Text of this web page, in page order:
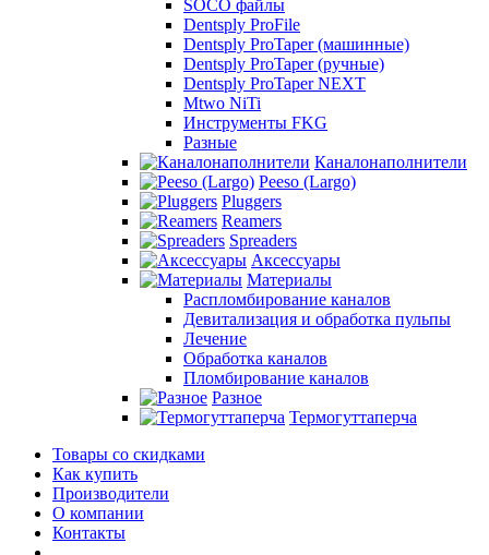
SOCO файлы
Dentsply ProFile
Dentsply ProTaper (машинные)
Dentsply ProTaper (ручные)
Dentsply ProTaper NEXT
Mtwo NiTi
Инструменты FKG
Разные
Каналонаполнители
Peeso (Largo)
Pluggers
Reamers
Spreaders
Аксессуары
Материалы
Распломбирование каналов
Девитализация и обработка пульпы
Лечение
Обработка каналов
Пломбирование каналов
Разное
Термогуттаперча
Товары со скидками
Как купить
Производители
О компании
Контакты